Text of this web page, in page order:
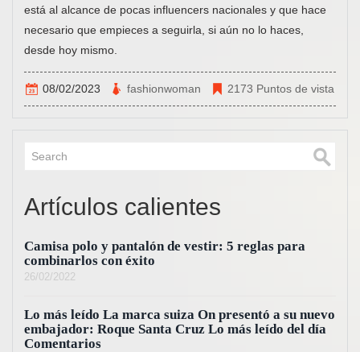
está al alcance de pocas influencers nacionales y que hace
necesario que empieces a seguirla, si aún no lo haces,
desde hoy mismo.
08/02/2023 fashionwoman 2173 Puntos de vista
Artículos calientes
Camisa polo y pantalón de vestir: 5 reglas para
combinarlos con éxito
26/02/2022
Lo más leído La marca suiza On presentó a su nuevo
embajador: Roque Santa Cruz Lo más leído del día
Comentarios